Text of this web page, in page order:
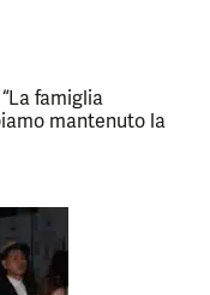
famiglia
mantenuto la